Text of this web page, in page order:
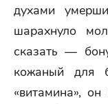
духами
шарахнуло
сказать —
кожаный для
«витамина»,